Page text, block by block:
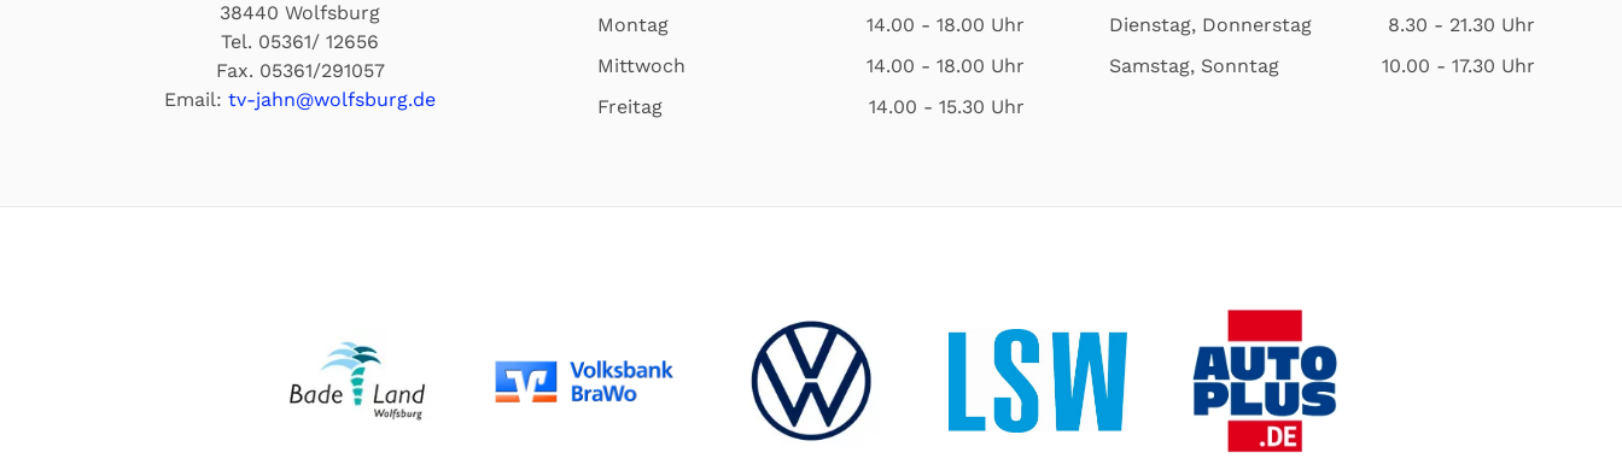
38440 Wolfsburg
Tel. 05361/ 12656
Fax. 05361/291057
Email:tv-jahn@wolfsburg.de
Montag
14.00 - 18.00 Uhr
Mittwoch
14.00 - 18.00 Uhr
Freitag
14.00 - 15.30 Uhr
Dienstag, Donnerstag
8.30 - 21.30 Uhr
Samstag, Sonntag
10.00 - 17.30 Uhr